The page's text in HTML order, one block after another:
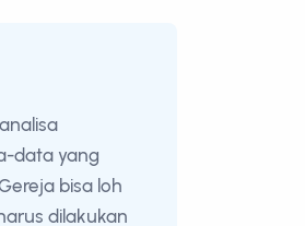
data yang
bisa loh
dilakukan